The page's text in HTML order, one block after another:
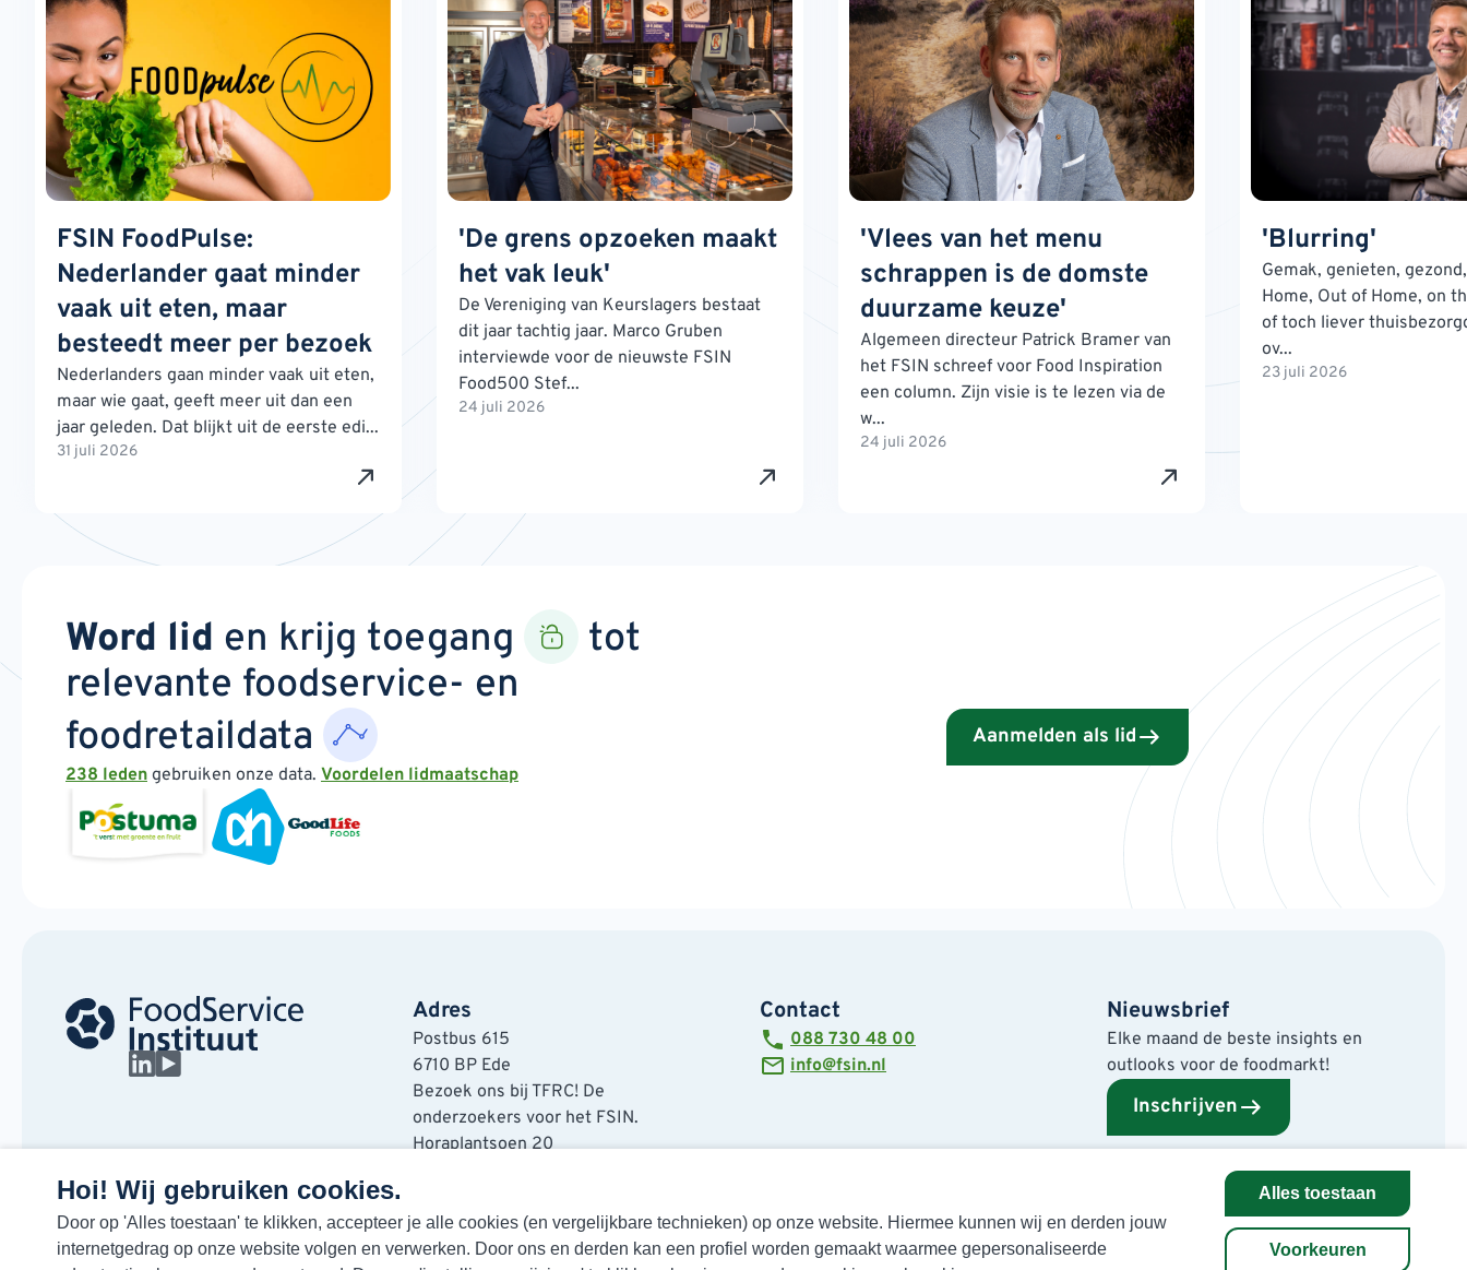
Hoi! Wij gebruiken cookies.
Door op 'Alles toestaan' te klikken, accepteer je alle cookies (en vergelijkbare technieken) op onze website. Hiermee kunnen wij en derden jouw
internetgedrag op onze website volgen en verwerken. Door ons en derden kan een profiel worden gemaakt waarmee gepersonaliseerde
Alles toestaan
Voorkeuren
FSIN FoodPulse:
Nederlander gaat minder
vaak uit eten, maar
besteedt meer per bezoek
Nederlanders gaan minder vaak uit eten,
maar wie gaat, geeft meer uit dan een
jaar geleden. Dat blijkt uit de eerste edi...
31 juli 2026
'De grens opzoeken maakt
het vak leuk'
De Vereniging van Keurslagers bestaat
dit jaar tachtig jaar. Marco Gruben
interviewde voor de nieuwste FSIN
Food500 Stef...
24 juli 2026
'Vlees van het menu
schrappen is de domste
duurzame keuze'
Algemeen directeur Patrick Bramer van
het FSIN schreef voor Food Inspiration
een column. Zijn visie is te lezen via de
w...
24 juli 2026
'Blurring'
Gemak, genieten,
Home, Out of Home, on
of toch liever
ov...
23 juli 2026
Word lid en krijg toegang
tot
relevante foodservice- en
foodretaildata
238 leden gebruiken onze data. Voordelen lidmaatschap
Aanmelden als lid
Adres
Postbus 615
6710 BP Ede
Bezoek ons bij TFRC! De
onderzoekers voor het FSIN.
Horaplantsoen 20
Contact
088 730 48 00
info@fsin.nl
Nieuwsbrief
Elke maand de beste insights en
outlooks voor de foodmarkt!
Inschrijven
© Copyright 2026 FSINPrivacyverklaring